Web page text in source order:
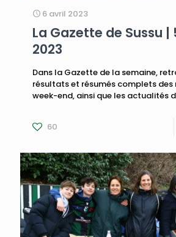
6 avril 2023
La Gazette de Sussu |
2023
Dans la Gazette de la semaine,
résultats et résumés complets des
week-end, ainsi que les actualités
60